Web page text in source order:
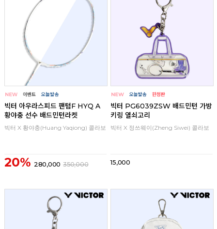
빅터 아우라스피드 팬텀F HYQ A
황야충 선수 배드민턴라켓
빅터 X 황야충(Huang Yaqiong) 콜라보
20% 280,000 350,000
빅터 PG6039ZSW 배드민턴 가방
키링 열쇠고리
빅터 X 정쓰웨이(Zheng Siwei) 콜라보
15,000